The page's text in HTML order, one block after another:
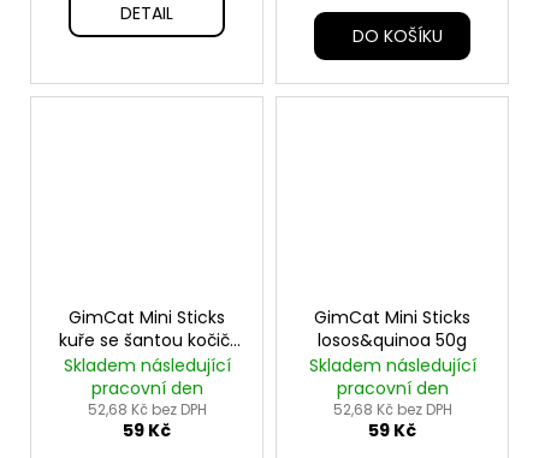
DETAIL
DO KOŠÍKU
GimCat Mini Sticks
kuře se šantou kočičí
50g
Skladem následující
pracovní den
52,68 Kč bez DPH
59 Kč
GimCat Mini Sticks
losos&quinoa 50g
Skladem následující
pracovní den
52,68 Kč bez DPH
59 Kč